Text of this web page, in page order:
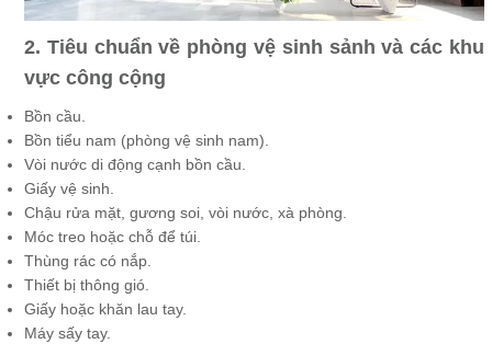
2. Tiêu chuẩn về phòng vệ sinh sảnh và các khu
vực công cộng
Bồn cầu.
Bồn tiểu nam (phòng vệ sinh nam).
Vòi nước di động cạnh bồn cầu.
Giấy vệ sinh.
Chậu rửa mặt, gương soi, vòi nước, xà phòng.
Móc treo hoặc chỗ để túi.
Thùng rác có nắp.
Thiết bị thông gió.
Giấy hoặc khăn lau tay.
Máy sấy tay.